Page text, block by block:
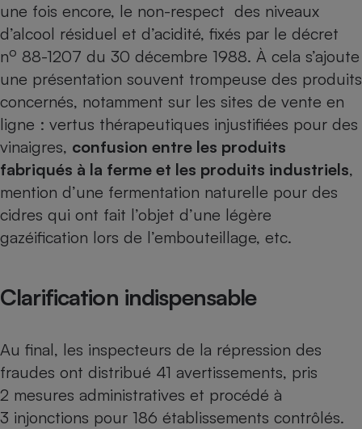
une fois encore, le non-respect des niveaux
d’alcool résiduel et d’acidité, fixés par le décret
no 88-1207 du 30 décembre 1988. À cela s’ajoute
une présentation souvent trompeuse des produits
concernés, notamment sur les sites de vente en
ligne : vertus thérapeutiques injustifiées pour des
vinaigres, confusion entre les produits
fabriqués à la ferme et les produits industriels,
mention d’une fermentation naturelle pour des
cidres qui ont fait l’objet d’une légère
gazéification lors de l’embouteillage, etc.
Clarification indispensable
Au final, les inspecteurs de la répression des
fraudes ont distribué 41 avertissements, pris
2 mesures administratives et procédé à
3 injonctions pour 186 établissements contrôlés.
Climatiseur -
Ventilateur
Cafetière à expressos
Antivirus
Climatiseur -
Ventilateur